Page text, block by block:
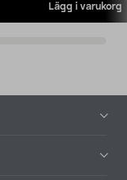
Lägg i varukorg